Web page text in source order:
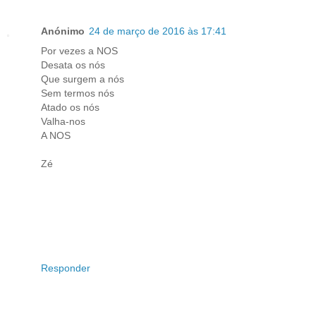
Anónimo 24 de março de 2016 às 17:41
Por vezes a NOS
Desata os nós
Que surgem a nós
Sem termos nós
Atado os nós
Valha-nos
A NOS
Zé
Responder